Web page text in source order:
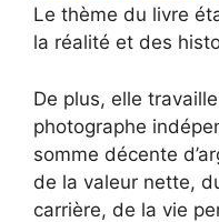
Le thème du livre
la réalité et des
De plus, elle
photographe
somme décente
de la valeur nette,
carrière, de la vie